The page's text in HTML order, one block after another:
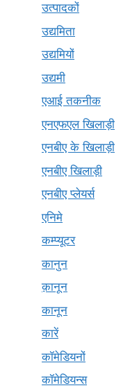
उत्पादकों
उद्यमिता
उद्यमियों
उद्यमी
एआई तकनीक
एनएफएल खिलाड़ी
एनबीए के खिलाड़ी
एनबीए खिलाड़ी
एनबीए प्लेयर्स
एनिमे
कम्प्यूटर
कानुन
क़ानून
कानून
कारें
कॉमेडियनों
कॉमेडियन्स